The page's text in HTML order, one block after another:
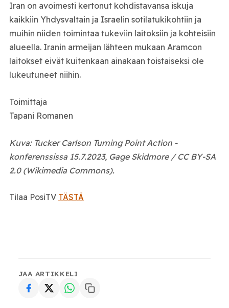
Iran on avoimesti kertonut kohdistavansa iskuja
kaikkiin Yhdysvaltain ja Israelin sotilatukikohtiin ja
muihin niiden toimintaa tukeviin laitoksiin ja kohteisiin
alueella. Iranin armeijan lähteen mukaan Aramcon
laitokset eivät kuitenkaan ainakaan toistaiseksi ole
lukeutuneet niihin.
Toimittaja
Tapani Romanen
Kuva: Tucker Carlson Turning Point Action -
konferenssissa 15.7.2023, Gage Skidmore / CC BY-SA
2.0 (Wikimedia Commons).
Tilaa PosiTV TÄSTÄ
JAA ARTIKKELI